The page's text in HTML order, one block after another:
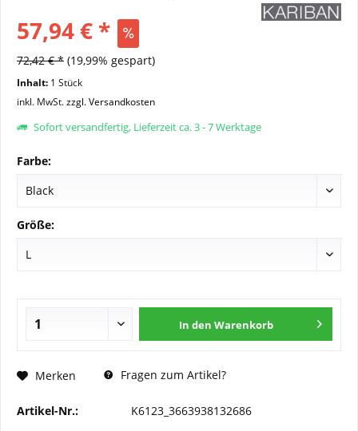
57,94 € *
72,42 € * (19,99% gespart)
Inhalt: 1 Stück
inkl. MwSt.zzgl. Versandkosten
Sofort versandfertig, Lieferzeit ca. 3 - 7 Werktage
Farbe:
Größe:
In den Warenkorb
Merken Fragen zum Artikel?
Artikel-Nr.: K6123_3663938132686